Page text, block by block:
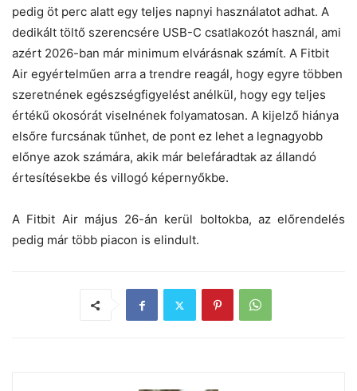
pedig öt perc alatt egy teljes napnyi használatot adhat. A
dedikált töltő szerencsére USB-C csatlakozót használ, ami
azért 2026-ban már minimum elvárásnak számít. A Fitbit
Air egyértelműen arra a trendre reagál, hogy egyre többen
szeretnének egészségfigyelést anélkül, hogy egy teljes
értékű okosórát viselnének folyamatosan. A kijelző hiánya
elsőre furcsának tűnhet, de pont ez lehet a legnagyobb
előnye azok számára, akik már belefáradtak az állandó
értesítésekbe és villogó képernyőkbe.
A Fitbit Air május 26-án kerül boltokba, az előrendelés
pedig már több piacon is elindult.